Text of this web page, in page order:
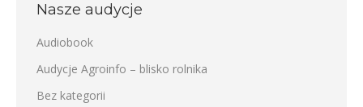
Nasze audycje
Audiobook
Audycje Agroinfo – blisko rolnika
Bez kategorii